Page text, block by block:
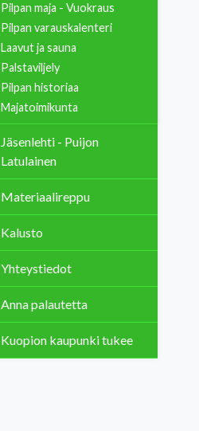
Pilpan maja - Vuokraus
Pilpan varauskalenteri
Laavut ja sauna
Palstaviljely
Pilpan historiaa
Majatoimikunta
Jäsenlehti - Puijon
Latulainen
Materiaalireppu
Kalusto
Yhteystiedot
Anna palautetta
Kuopion kaupunki tukee